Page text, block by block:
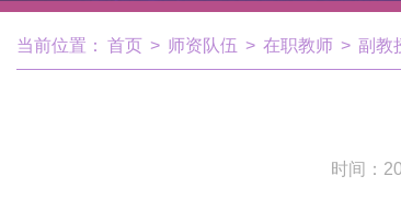
当前位置： 首页 > 师资队伍 > 在职教师 > 副教
时间：